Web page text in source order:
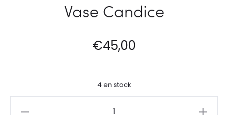
Vase Candice
€45,00
4 en stock